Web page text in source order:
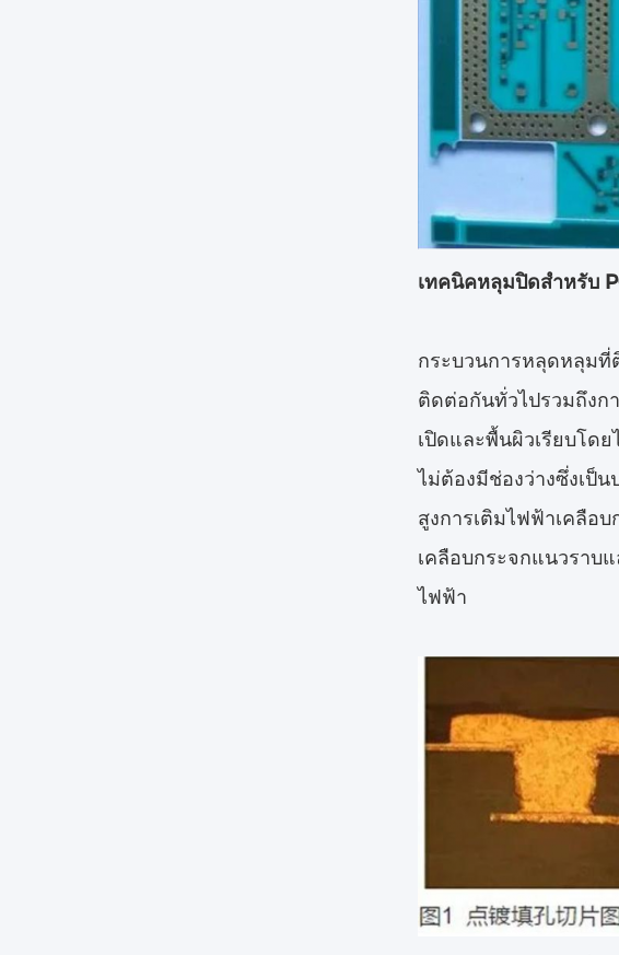
เทคนิคหลุมปิดสําหรับ
กระบวนการหลุดหลุม
ติดต่อกันทั่วไปรวมถึงก
เปิดและพื้นผิวเรียบโด
ไม่ต้องมีช่องว่างซึ่งเป็
สูงการเติมไฟฟ้าเคลือ
เคลือบกระจกแนวราบ
ไฟฟ้า